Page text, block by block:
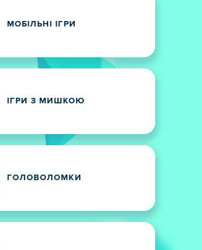
МОБІЛЬНІ ІГРИ
ІГРИ З МИШКОЮ
ГОЛОВОЛОМКИ